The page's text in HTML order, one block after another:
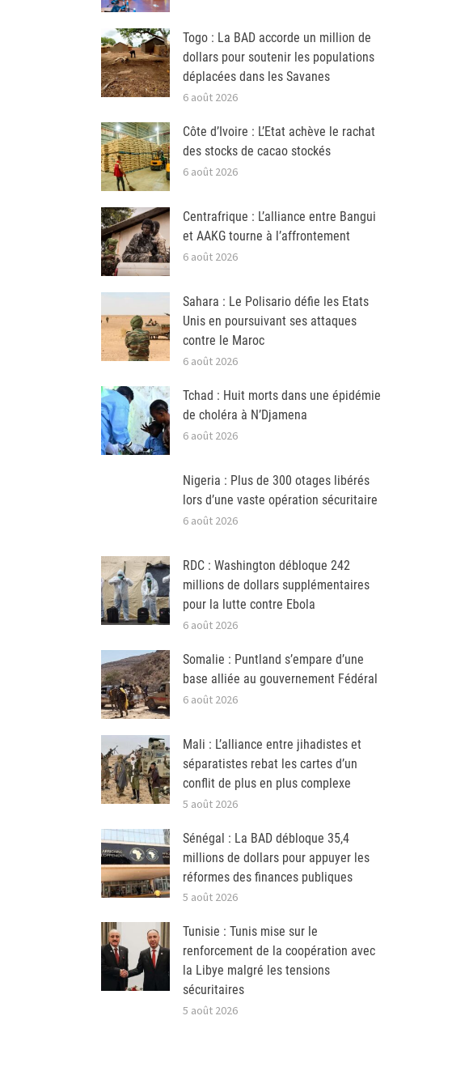
Togo : La BAD accorde un million de
dollars pour soutenir les populations
déplacées dans les Savanes
6 août 2026
Côte d’Ivoire : L’Etat achève le rachat
des stocks de cacao stockés
6 août 2026
Centrafrique : L’alliance entre Bangui
et AAKG tourne à l’affrontement
6 août 2026
Sahara : Le Polisario défie les Etats
Unis en poursuivant ses attaques
contre le Maroc
6 août 2026
Tchad : Huit morts dans une épidémie
de choléra à N’Djamena
6 août 2026
Nigeria : Plus de 300 otages libérés
lors d’une vaste opération sécuritaire
6 août 2026
RDC : Washington débloque 242
millions de dollars supplémentaires
pour la lutte contre Ebola
6 août 2026
Somalie : Puntland s’empare d’une
base alliée au gouvernement Fédéral
6 août 2026
Mali : L’alliance entre jihadistes et
séparatistes rebat les cartes d’un
conflit de plus en plus complexe
5 août 2026
Sénégal : La BAD débloque 35,4
millions de dollars pour appuyer les
réformes des finances publiques
5 août 2026
Tunisie : Tunis mise sur le
renforcement de la coopération avec
la Libye malgré les tensions
sécuritaires
5 août 2026